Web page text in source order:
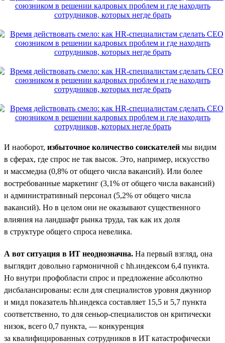
И наоборот, избыточное количество соискателей мы видим
в сферах, где спрос не так высок. Это, например, искусство
и массмедиа (0,8% от общего числа вакансий). Или более
востребованные маркетинг (3,1% от общего числа вакансий)
и административный персонал (5,2% от общего числа
вакансий). Но в целом они не оказывают существенного
влияния на ландшафт рынка труда, так как их доля
в структуре общего спроса невелика.
А вот ситуация в ИТ неоднозначна. На первый взгляд, она
выглядит довольно гармоничной с hh.индексом 6,4 пункта.
Но внутри профобласти спрос и предложение абсолютно
дисбалансированы: если для специалистов уровня джуниор
и мидл показатель hh.индекса составляет 15,5 и 5,7 пункта
соответственно, то для сеньор-специалистов он критически
низок, всего 0,7 пункта, — конкуренция
за квалифицированных сотрудников в ИТ катастрофически